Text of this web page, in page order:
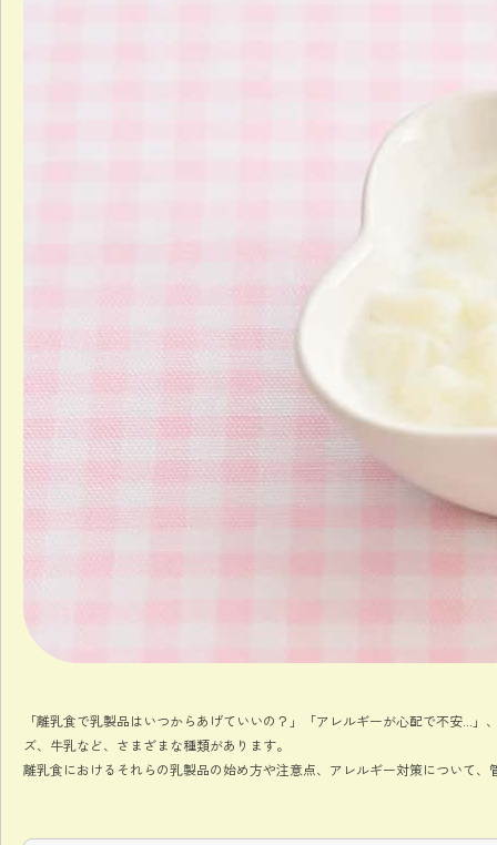
「離乳食で乳製品はいつからあげていいの？」「アレルギーが心配で不安…
ズ、牛乳など、さまざまな種類があります。
離乳食におけるそれらの乳製品の始め方や注意点、アレルギー対策について